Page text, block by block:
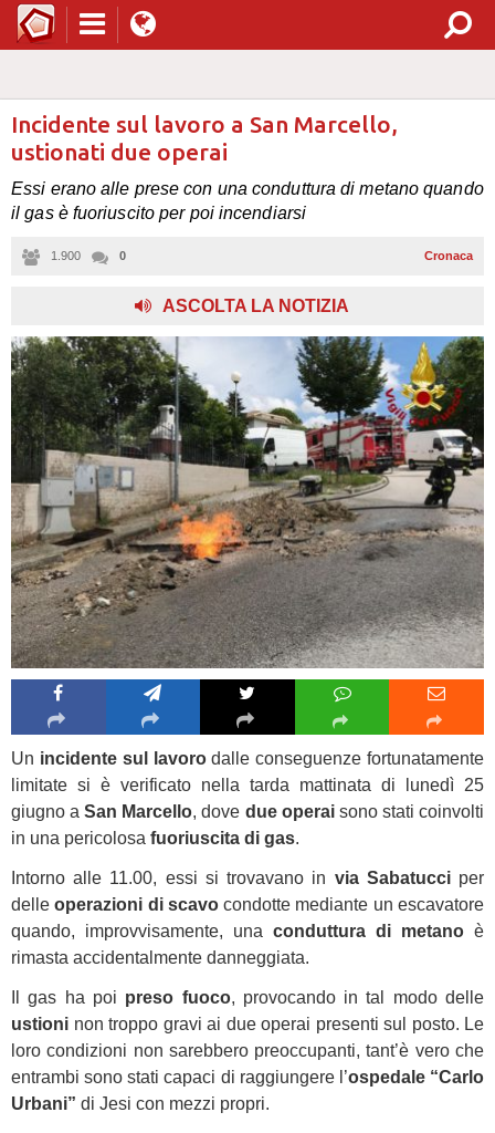
Incidente sul lavoro a San Marcello,
ustionati due operai
Essi erano alle prese con una conduttura di metano quando
il gas è fuoriuscito per poi incendiarsi
1.900 0 Cronaca
ASCOLTA LA NOTIZIA
Un incidente sul lavorodalle conseguenze fortunatamente
limitate si è verificato nella tarda mattinata di lunedì 25
giugno aSan Marcello, dove due operaisono stati coinvolti
in una pericolosa fuoriuscita di gas.
Intorno alle 11.00, essi si trovavano in via Sabatucciper
delleoperazioni di scavocondotte mediante un escavatore
quando, improvvisamente, una conduttura di metano è
rimasta accidentalmente danneggiata.
Il gas ha poi preso fuoco, provocando in tal modo delle
ustioni non troppo gravi ai due operai presenti sul posto. Le
loro condizioni non sarebbero preoccupanti, tant’è vero che
entrambi sono stati capaci di raggiungere l’ospedale “Carlo
Urbani” di Jesi con mezzi propri.